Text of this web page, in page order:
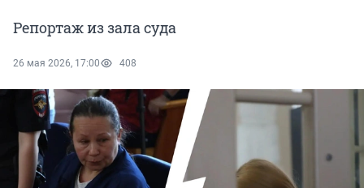
Репортаж из зала суда
26 мая 2026, 17:00 408